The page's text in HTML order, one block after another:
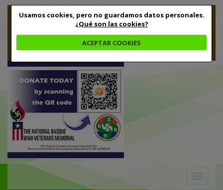
Usamos cookies, pero no guardamos datos personales.
¿Qué son las cookies?
ACEPTAR COOKIES